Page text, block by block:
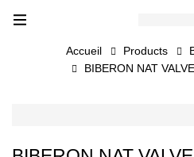
Accueil Products
BIBERON NAT